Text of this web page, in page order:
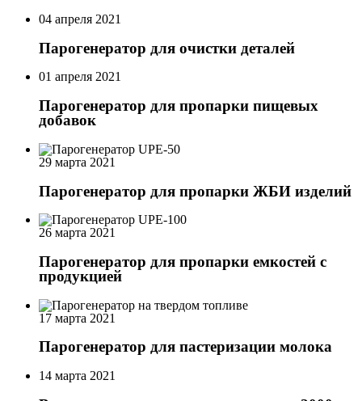
04 апреля 2021
Парогенератор для очистки деталей
01 апреля 2021
Парогенератор для пропарки пищевых
добавок
29 марта 2021
Парогенератор для пропарки ЖБИ изделий
26 марта 2021
Парогенератор для пропарки емкостей с
продукцией
17 марта 2021
Парогенератор для пастеризации молока
14 марта 2021